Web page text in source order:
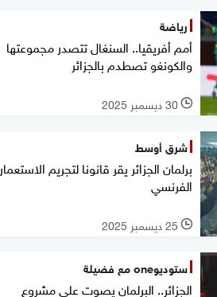
رياضة
أمم أفريقيا.. السنغال تتصدر مجموعتها
والكونغو تصطدم بالجزائر
l 30 ديسمبر 2025
شرق أوسط
برلمان الجزائر يقر قانونا لتجريم الاستعمار
الفرنسي
l 25 ديسمبر 2025
ستوديوone مع فضيلة
الجزائر.. البرلمان يصوت على مشروع